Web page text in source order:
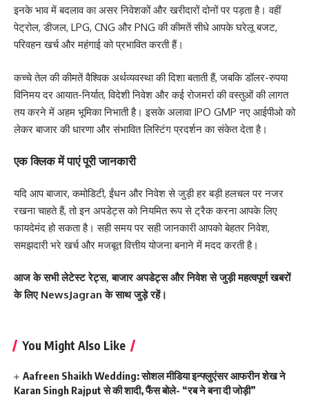
इनके भाव में बदलाव का असर निवेशकों और खरीदारों दोनों पर पड़ता है। वहीं
पेट्रोल, डीजल, LPG, CNG और PNG की कीमतें सीधे आपके घरेलू बजट,
परिवहन खर्च और महंगाई को प्रभावित करती हैं।
कच्चे तेल की कीमतें वैश्विक अर्थव्यवस्था की दिशा बताती हैं, जबकि डॉलर-रुपया
विनिमय दर आयात-निर्यात, विदेशी निवेश और कई रोजमर्रा की वस्तुओं की लागत
तय करने में अहम भूमिका निभाती है। इसके अलावा IPO GMP नए आईपीओ को
लेकर बाजार की धारणा और संभावित लिस्टिंग प्रदर्शन का संकेत देता है।
एक क्लिक में पाएं पूरी जानकारी
यदि आप बाजार, कमोडिटी, ईंधन और निवेश से जुड़ी हर बड़ी हलचल पर नजर
रखना चाहते हैं, तो इन अपडेट्स को नियमित रूप से ट्रैक करना आपके लिए
फायदेमंद हो सकता है। सही समय पर सही जानकारी आपको बेहतर निवेश,
समझदारी भरे खर्च और मजबूत वित्तीय योजना बनाने में मदद करती है।
आज के सभी लेटेस्ट रेट्स, बाजार अपडेट्स और निवेश से जुड़ी महत्वपूर्ण खबरों
के लिए NewsJagran के साथ जुड़े रहें।
You Might Also Like
Aafreen Shaikh Wedding: सोशल मीडिया इन्फ्लुएंसर आफरीन शेख ने
Karan Singh Rajput से की शादी, फैंस बोले- “रब ने बना दी जोड़ी”